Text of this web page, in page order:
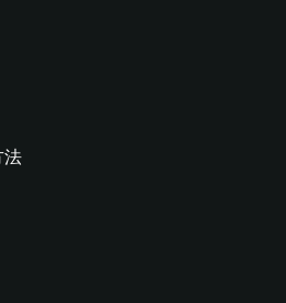
法